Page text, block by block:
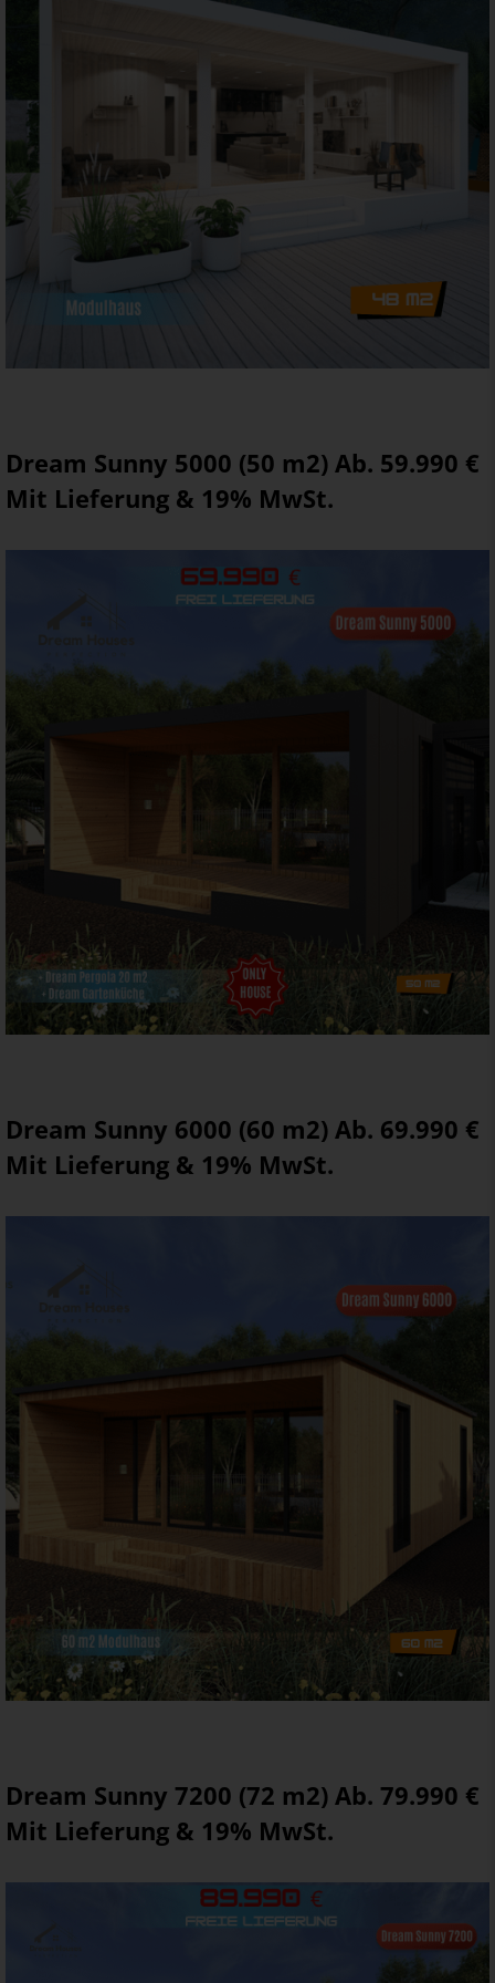
Dream Sunny 5000 (50 m2) Ab. 59.990 €
Mit Lieferung & 19% MwSt.
Dream Sunny 6000 (60 m2) Ab. 69.990 €
Mit Lieferung & 19% MwSt.
Dream Sunny 7200 (72 m2) Ab. 79.990 €
Mit Lieferung & 19% MwSt.